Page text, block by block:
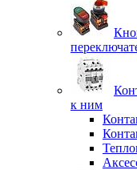
к ним